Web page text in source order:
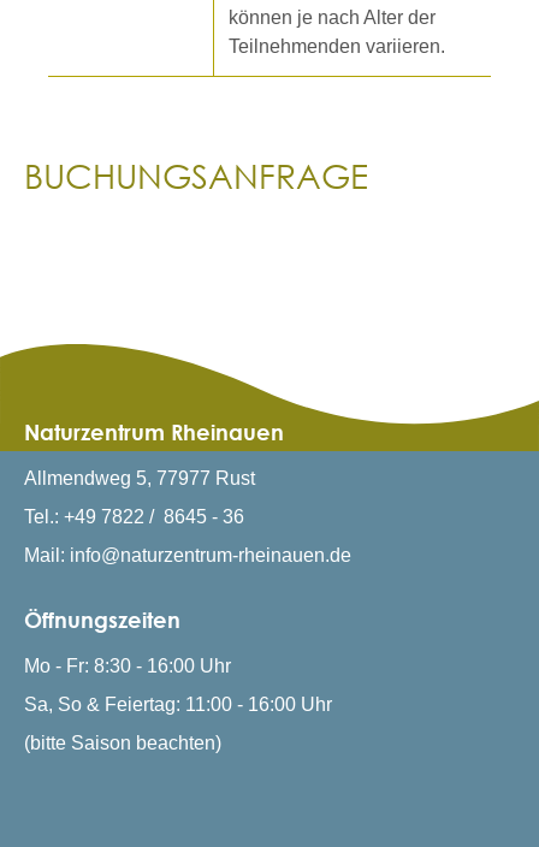
können je nach Alter der
Teilnehmenden variieren.
BUCHUNGSANFRAGE
Naturzentrum Rheinauen
Allmendweg 5, 77977 Rust
Tel.: +49 7822 / 8645 - 36
Mail: info@naturzentrum-rheinauen.de
Öffnungszeiten
Mo - Fr: 8:30 - 16:00 Uhr
Sa, So & Feiertag: 11:00 - 16:00 Uhr
(bitte Saison beachten)